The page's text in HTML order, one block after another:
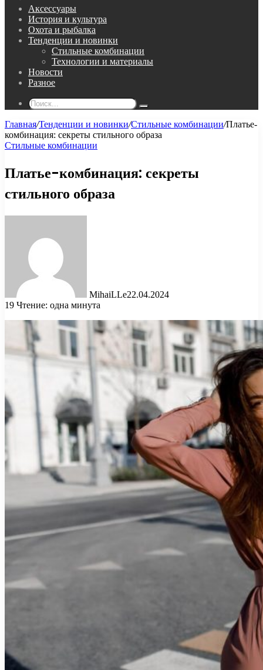
Аксессуары
История и культура
Охота и рыбалка
Тенденции и новинки
Стильные комбинации
Технологии и материалы
Новости
Разное
Поиск...
Главная/Тенденции и новинки/Стильные комбинации/Платье-
комбинация: секреты стильного образа
Стильные комбинации
Платье-комбинация: секреты
стильного образа
MihaiLLe22.04.2024
19 Чтение: одна минута